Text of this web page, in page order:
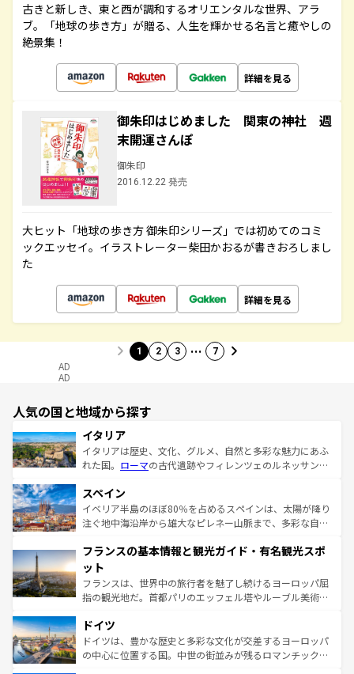
古きと新しき、東と西が調和するオリエンタルな世界、アラ
ブ。「地球の歩き方」が贈る、人生を輝かせる名言と癒やしの
絶景集！
詳細を見る
御朱印はじめました 関東の神社 週
末開運さんぽ
御朱印
2016.12.22 発売
大ヒット「地球の歩き方 御朱印シリーズ」では初めてのコミ
ックエッセイ。イラストレーター柴田かおるが書きおろしまし
た
詳細を見る
1 2 3 … 7
AD
AD
人気の国と地域から探す
イタリア
イタリアは歴史、文化、グルメ、自然と多彩な魅力にあふ
れた国。 ローマの古代遺跡やフィレンツェのルネッサンス
ろん、トスカーナの美しい田園風景やアマルフィ海岸の絶
景など、自然景観も見逃せない。観光の合間には、本場の
ピザやパスタなど、絶品のイタリア料理を堪能することも
ませてくれるイタリアで、忘れられない旅をしてみよう！
なお、新着のイタリア情報は
しい。
スペイン
イベリア半島のほぼ80％を占めるスペインは、太陽が降り
注ぐ地中海沿岸から雄大なピレネー山脈まで、多彩な自然
文化が根付くこの国では、情熱的なフラメンコ、熱気あふ
れる闘牛、そして美味しいタパスが生活の一部となってい
る。首都マドリードの洗練された雰囲気や、バルセロナの
アートに溢れた街角から、地方では古代ローマ遺跡や中世
せる。地方によって風土や気候が異なるスペインはその個
性で訪れる人を魅了する。 なお、新着のスペイン情報は コ
ンテンツ一覧を参照してほしい。
フランスの基本情報と観光ガイド・有名観光スポ
ット
フランスは、世界中の旅行者を魅了し続けるヨーロッパ屈
指の観光地だ。首都パリのエッフェル塔やルーブル美術館
で、幅広い魅力が詰まっている。華麗な宮殿、歴史的な大
聖堂、美しいビーチ、そして豊かな自然が、訪れる者を心
から魅了する。また、フランスは美食の国としても知ら
ドイツ
ドイツは、豊かな歴史と多彩な文化が交差するヨーロッパ
の中心に位置する国。中世の街並みが残るロマンチック街